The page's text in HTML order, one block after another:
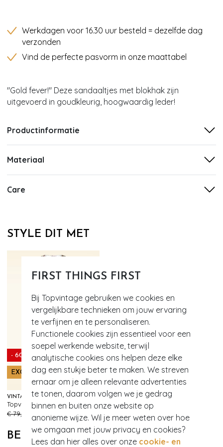
FIRST THINGS FIRST
Bij Topvintage gebruiken we cookies en
vergelijkbare technieken om jouw ervaring
te verfijnen en te personaliseren.
Functionele cookies zijn essentieel voor een
soepel werkende website, terwijl
analytische cookies ons helpen deze elke
dag een stukje beter te maken. We streven
ernaar om je alleen relevante advertenties
te tonen, daarom volgen we je gedrag
binnen en buiten onze website op
anonieme wijze. Wil je meer weten over hoe
we omgaan met jouw privacy en cookies?
Lees dan hier alles over onze cookie- en
Werkdagen voor 16.30 uur besteld = dezelfde dag
verzonden
Vind de perfecte pasvorm in onze maattabel
''Gold fever!'' Deze sandaaltjes met blokhak zijn
uitgevoerd in goudkleurig, hoogwaardig leder!
Productinformatie
Materiaal
Care
STYLE DIT MET
- 60%
EXCLUSIEF
VINTAGE CHIC FOR TOPVINTAGE
Topvintage exclusive ~ Farrah Paisley maxi jurk in crème
€ 79,95
€ 31,95
246
BEKIJK MEER VAN